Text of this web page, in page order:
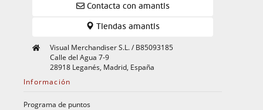
Contacta con amantis
Tiendas amantis
Visual Merchandiser S.L. / B85093185
Calle del Agua 7-9
28918 Leganés, Madrid, España
Información
Programa de puntos